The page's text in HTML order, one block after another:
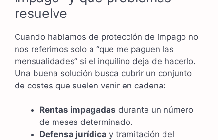
resuelve
Cuando hablamos de protección de impago no
nos referimos solo a “que me paguen las
mensualidades” si el inquilino deja de hacerlo.
Una buena solución busca cubrir un conjunto
de costes que suelen venir en cadena:
Rentas impagadas durante un número
de meses determinado.
Defensa jurídica y tramitación del